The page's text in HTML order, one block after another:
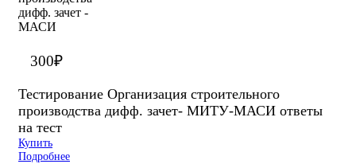
300₽
Тестирование Организация строительного
производства дифф. зачет- МИТУ-МАСИ ответы
на тест
Купить
Подробнее